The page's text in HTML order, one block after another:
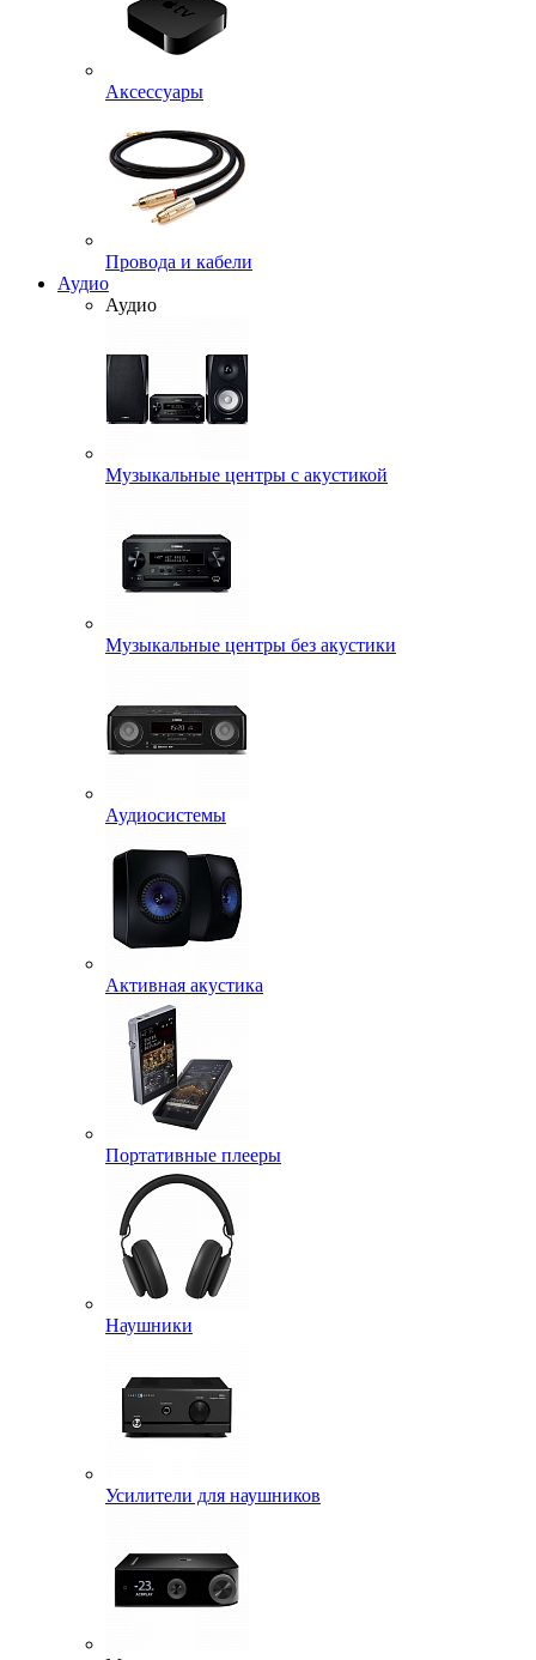
Аксессуары
Провода и кабели
Аудио
Аудио
Музыкальные центры с акустикой
Музыкальные центры без акустики
Аудиосистемы
Активная акустика
Портативные плееры
Наушники
Усилители для наушников